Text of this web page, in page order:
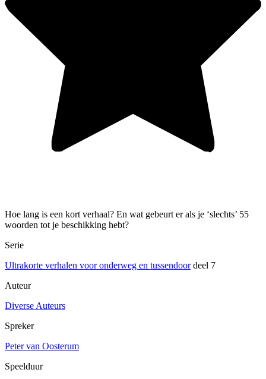
Hoe lang is een kort verhaal? En wat gebeurt er als je ‘slechts’ 55
woorden tot je beschikking hebt?
Serie
Ultrakorte verhalen voor onderweg en tussendoordeel 7
Auteur
Diverse Auteurs
Spreker
Peter van Oosterum
Speelduur